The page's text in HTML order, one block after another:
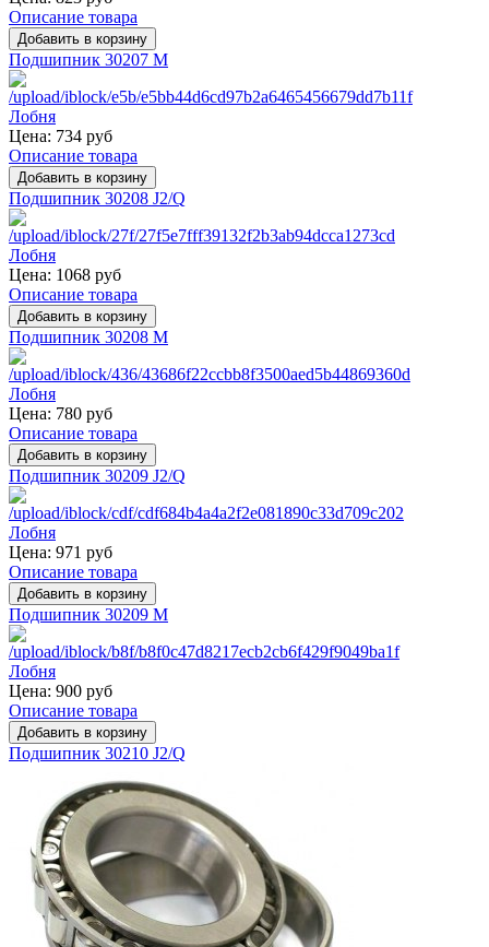
Описание товара
Подшипник 30207 M
Цена: 734 руб
Описание товара
Подшипник 30208 J2/Q
Цена: 1068 руб
Описание товара
Подшипник 30208 M
Цена: 780 руб
Описание товара
Подшипник 30209 J2/Q
Цена: 971 руб
Описание товара
Подшипник 30209 M
Цена: 900 руб
Описание товара
Подшипник 30210 J2/Q